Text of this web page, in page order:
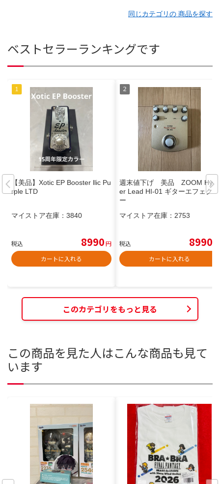
同じカテゴリの 商品を探す
ベストセラーランキングです
【美品】Xotic EP Booster llic Pu
rple LTD
マイストア在庫： 3840
税込 8990円
カートに入れる
週末値下げ 美品 ZOOM Hyp
er Lead HI-01 ギターエフェクタ
ー
マイストア在庫： 2753
税込 8990
カートに入れる
このカテゴリをもっと見る
この商品を見た人はこんな商品も見て
います